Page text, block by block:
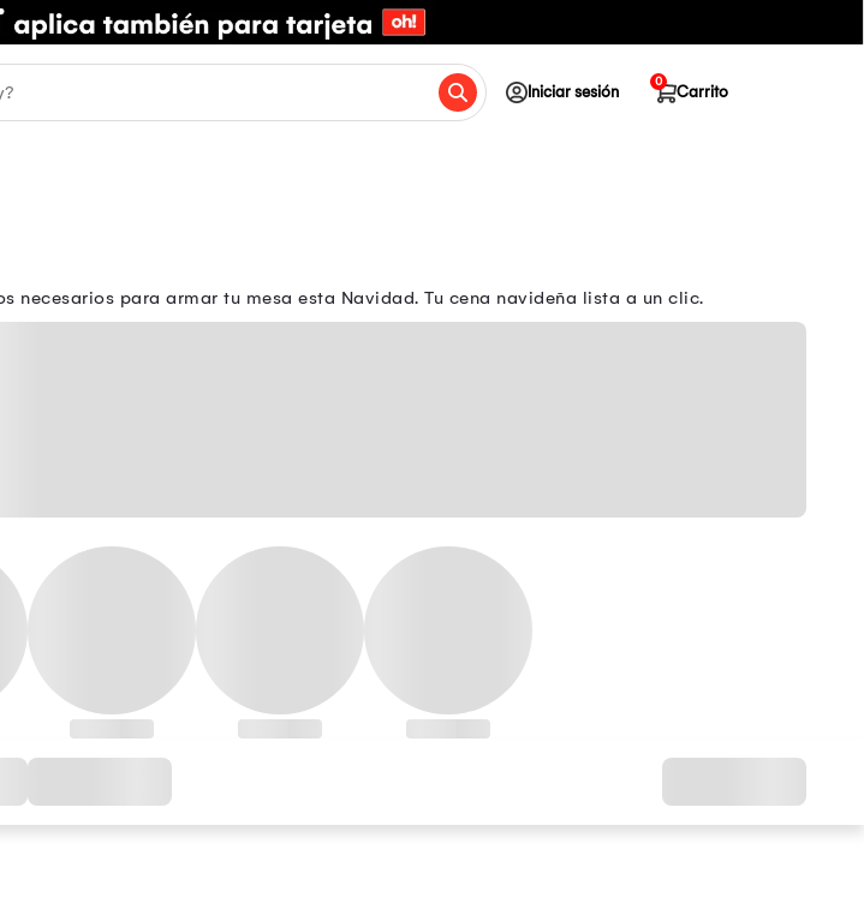
Iniciar sesión Carrito
0
para armar tu mesa esta Navidad. Tu cena navideña lista a un clic.